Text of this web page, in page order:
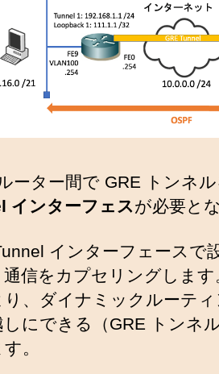
ーター間で GRE トンネ
インターフェスが必要と
インターフェースで
通信をカプセリングしま
り、ダイナミックルーテ
しにできる（GRE トンネ
。